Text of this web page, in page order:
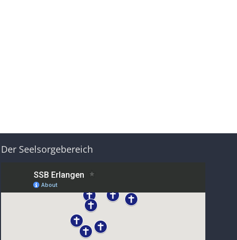
Der Seelsorgebereich